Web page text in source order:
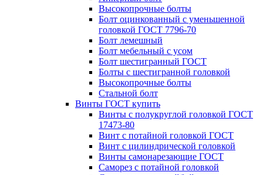
Высокопрочные болты
Болт оцинкованный с уменьшенной
головкой ГОСТ 7796-70
Болт лемешный
Болт мебельный с усом
Болт шестигранный ГОСТ
Болты с шестигранной головкой
Высокопрочные болты
Стальной болт
Винты ГОСТ купить
Винты с полукруглой головкой ГОСТ
17473-80
Винт с потайной головкой ГОСТ
Винт с цилиндрической головкой
Винты самонарезающие ГОСТ
Саморез с потайной головкой